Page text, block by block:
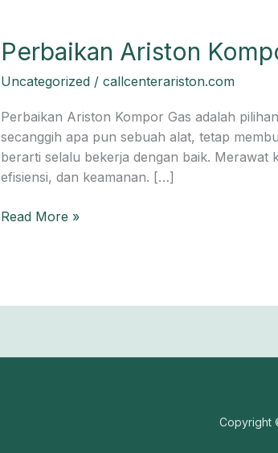
Perbaikan Ariston
Uncategorized/ callcenterariston.com
Perbaikan Ariston Kompor Gas adalah
secanggih apa pun sebuah alat, tetap
berarti selalu bekerja dengan baik.
efisiensi, dan keamanan. […]
Perbaikan
Ariston
Kompor
— Teknisi
&
Spareparts
Bergaransi
Read More »
Copyright